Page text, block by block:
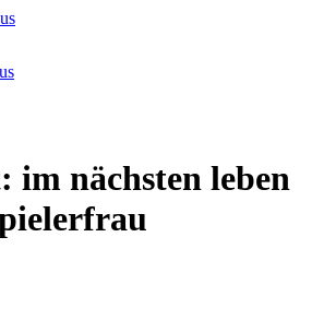
im nächsten leben